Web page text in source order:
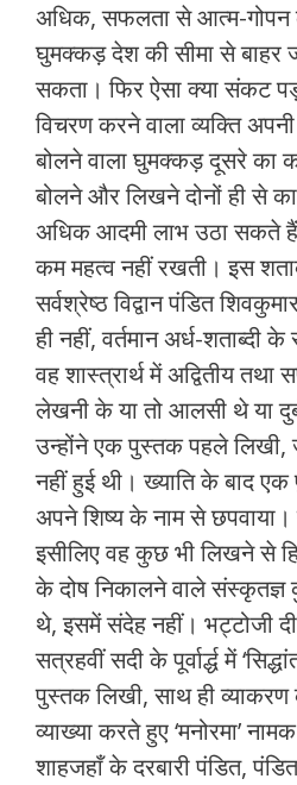
अधिक, सफलता से आत्‍म-गोपन
घुमक्कड़ देश की सीमा से बाहर
सकता। फिर ऐसा क्या संकट
विचरण करने वाला व्‍यक्ति
बोलने वाला घुमक्कड़ दूसरे का
बोलने और लिखने दोनों ही से
अधिक आदमी लाभ उठा सकते
कम महत्‍व नहीं रखती। इस
सर्वश्रेष्‍ठ विद्वान पंडित
ही नहीं, वर्तमान अर्ध-शताब्‍दी
वह शास्‍त्रार्थ में अद्वितीय
लेखनी के या तो आलसी थे या
उन्‍होंने एक पुस्‍तक पहले लिखी,
नहीं हुई थी। ख्‍याति के बाद
अपने शिष्‍य के नाम से छपवाया।
इसीलिए वह कुछ भी लिखने से
के दोष निकालने वाले
थे, इसमें संदेह नहीं। भट्टोजी
सत्रहवीं सदी के पूर्वार्द्ध में
पुस्‍तक लिखी, साथ ही
व्‍याख्‍या करते हुए ‘मनोरमा’
शाहजहाँ के दरबारी पंडित,